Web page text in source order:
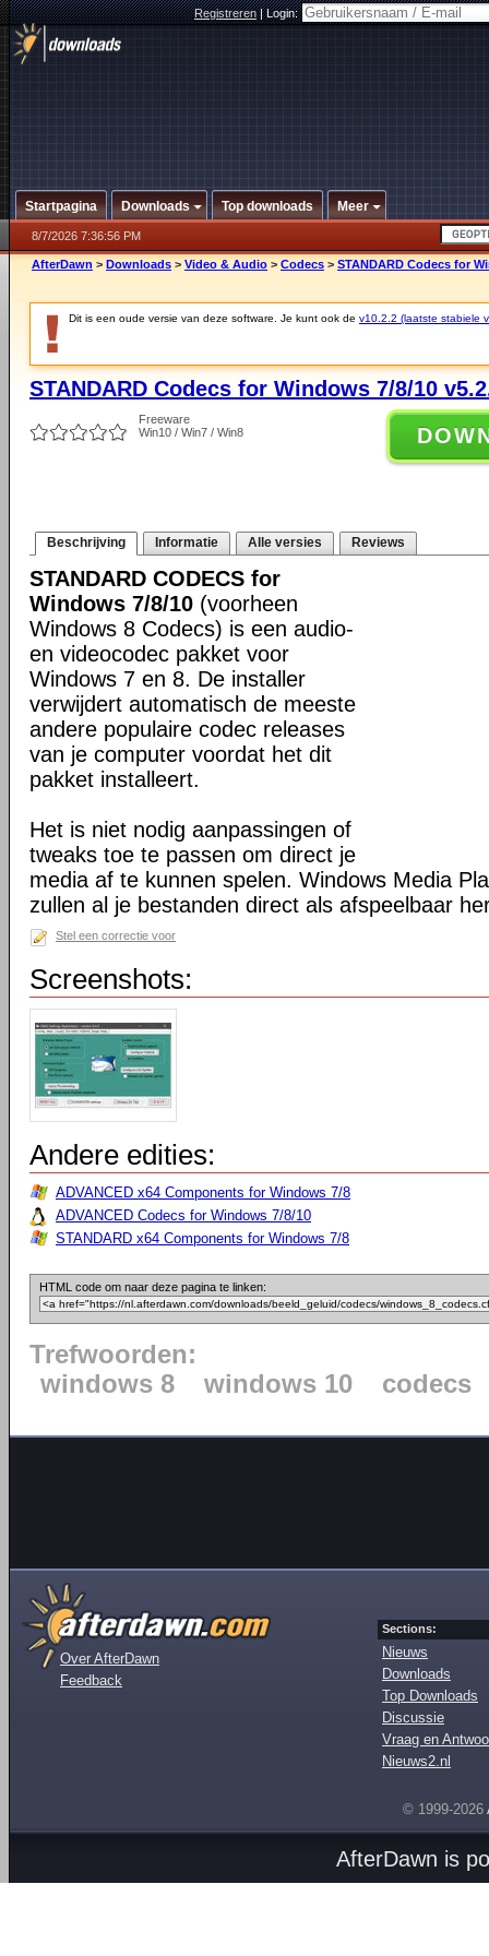
Registreren|Login:
Startpagina Downloads Top downloads Meer
8/7/2026 7:36:56 PM
AfterDawn > Downloads > Video & Audio > Codecs > STANDARD Codecs for
Dit is een oude versie van deze software. Je kunt ook de v10.2.2 (laatste stabiele
STANDARD Codecs for Windows 7/8/10
Freeware
Win10 / Win7 / Win8
Beschrijving Informatie Alle versies Reviews
STANDARD CODECS for
Windows 7/8/10 (voorheen
Windows 8 Codecs) is een audio-
en videocodec pakket voor
Windows 7 en 8. De installer
verwijdert automatisch de meeste
andere populaire codec releases
van je computer voordat het dit
pakket installeert.
Het is niet nodig aanpassingen of
tweaks toe te passen om direct je
media af te kunnen spelen. Windows Media
zullen al je bestanden direct als afspeelbaar
Stel een correctie voor
Screenshots:
Andere edities:
ADVANCED x64 Components for Windows 7/8
ADVANCED Codecs for Windows 7/8/10
STANDARD x64 Components for Windows 7/8
HTML code om naar deze pagina te linken:
Trefwoorden:
windows 8
windows 10 codecs
Over AfterDawn
Feedback
Sections:
Nieuws
Downloads
Top Downloads
Discussie
Vraag en
Nieuws2.nl
© 1999-2026
AfterDawn is